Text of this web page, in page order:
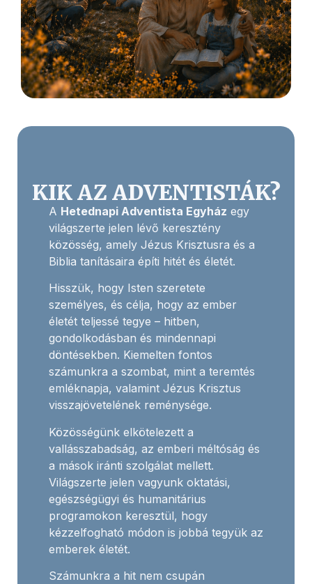
KIK AZ ADVENTISTÁK?
A Hetednapi Adventista Egyház egy
világszerte jelen lévő keresztény
közösség, amely Jézus Krisztusra és a
Biblia tanításaira építi hitét és életét.
Hisszük, hogy Isten szeretete
személyes, és célja, hogy az ember
életét teljessé tegye – hitben,
gondolkodásban és mindennapi
döntésekben. Kiemelten fontos
számunkra a szombat, mint a teremtés
emléknapja, valamint Jézus Krisztus
visszajövetelének reménysége.
Közösségünk elkötelezett a
vallásszabadság, az emberi méltóság és
a mások iránti szolgálat mellett.
Világszerte jelen vagyunk oktatási,
egészségügyi és humanitárius
programokon keresztül, hogy
kézzelfogható módon is jobbá tegyük az
emberek életét.
Számunkra a hit nem csupán